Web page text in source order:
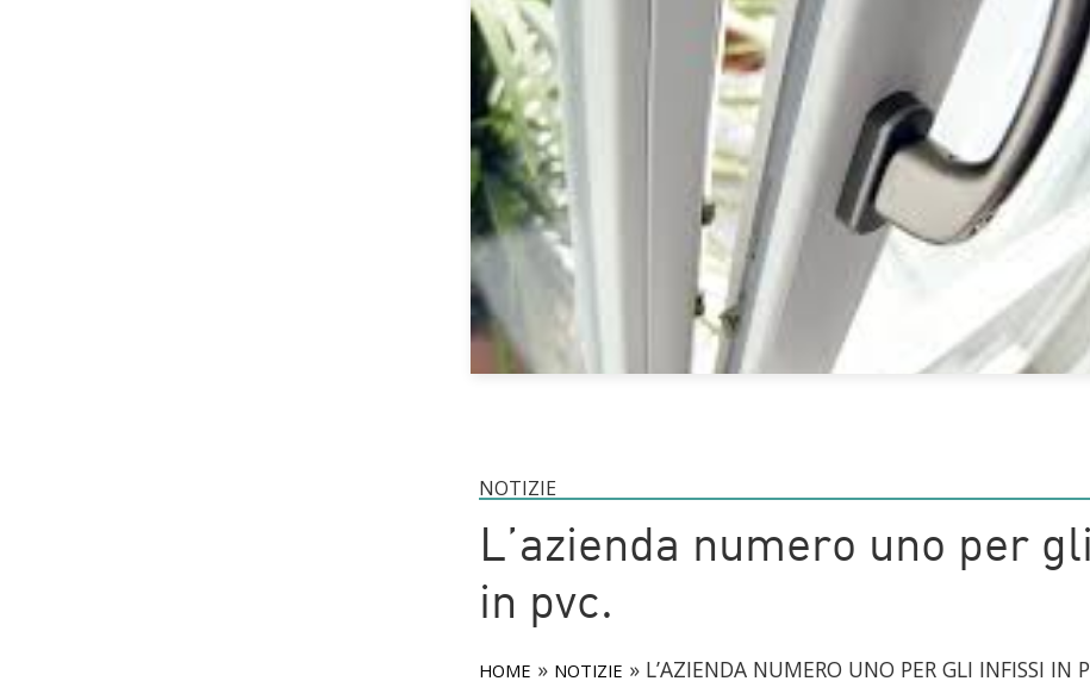
NOTIZIE
L’azienda numero uno per
in pvc.
HOME » NOTIZIE » L’AZIENDA NUMERO UNO PER GLI INFISSI IN